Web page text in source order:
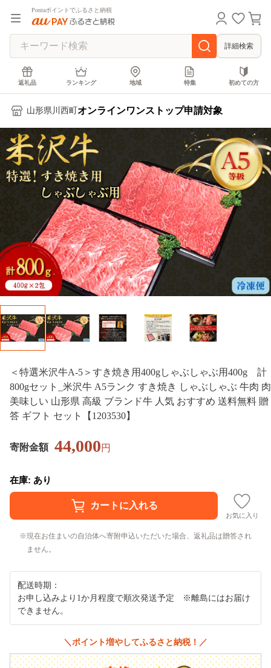
Pontaポイントでふるさと納税
詳細検索
返礼品 ランキング 地域 特集 初めての方
山形県川西町 オンラインワンストップ申請対象
＜特選米沢牛A-5＞すき焼き用400gしゃぶしゃぶ用400g 計
800gセット_米沢牛 A5ランク すき焼き しゃぶしゃぶ 牛肉 肉
美味しい 山形県 高級 ブランド牛 人気 おすすめ 送料無料 贈
答 ギフト セット【1203530】
寄附金額 44,000円
在庫: あり
お気に入り
現在お住まいの自治体へ寄附申込いただいた場合、返礼品は贈答され
ません。
配送時期：
お申し込みより1か月程度で順次発送予定 ※離島にはお届け
できません。
＼ポイント増やしてふるさと納税！／